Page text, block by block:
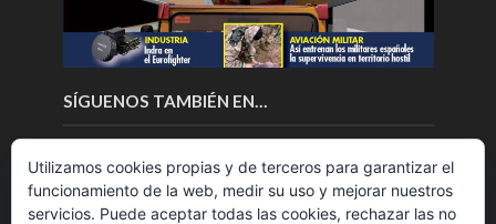
SÍGUENOS TAMBIÉN EN…
Utilizamos cookies propias y de terceros para garantizar el
funcionamiento de la web, medir su uso y mejorar nuestros
servicios. Puede aceptar todas las cookies, rechazar las no